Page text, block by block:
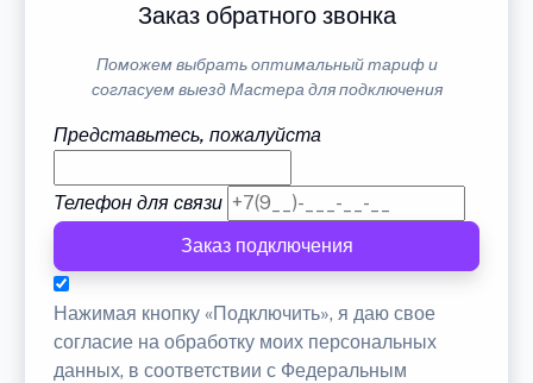
Заказ обратного звонка
Поможем выбрать оптимальный тариф и
согласуем выезд Мастера для подключения
Представьтесь, пожалуйста
Телефон для связи
Заказ подключения
Нажимая кнопку «Подключить», я даю свое
согласие на обработку моих персональных
данных, в соответствии с Федеральным